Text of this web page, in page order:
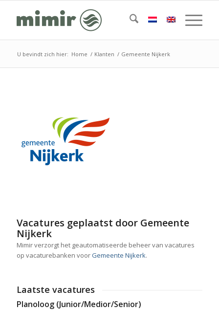
U bevindt zich hier: Home / Klanten / Gemeente Nijkerk
Vacatures geplaatst door Gemeente
Nijkerk
Mimir verzorgt het geautomatiseerde beheer van vacatures
op vacaturebanken voorGemeente Nijkerk.
Laatste vacatures
Planoloog (Junior/Medior/Senior)